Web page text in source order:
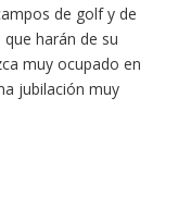
de golf y de
harán de su
muy ocupado en
jubilación muy